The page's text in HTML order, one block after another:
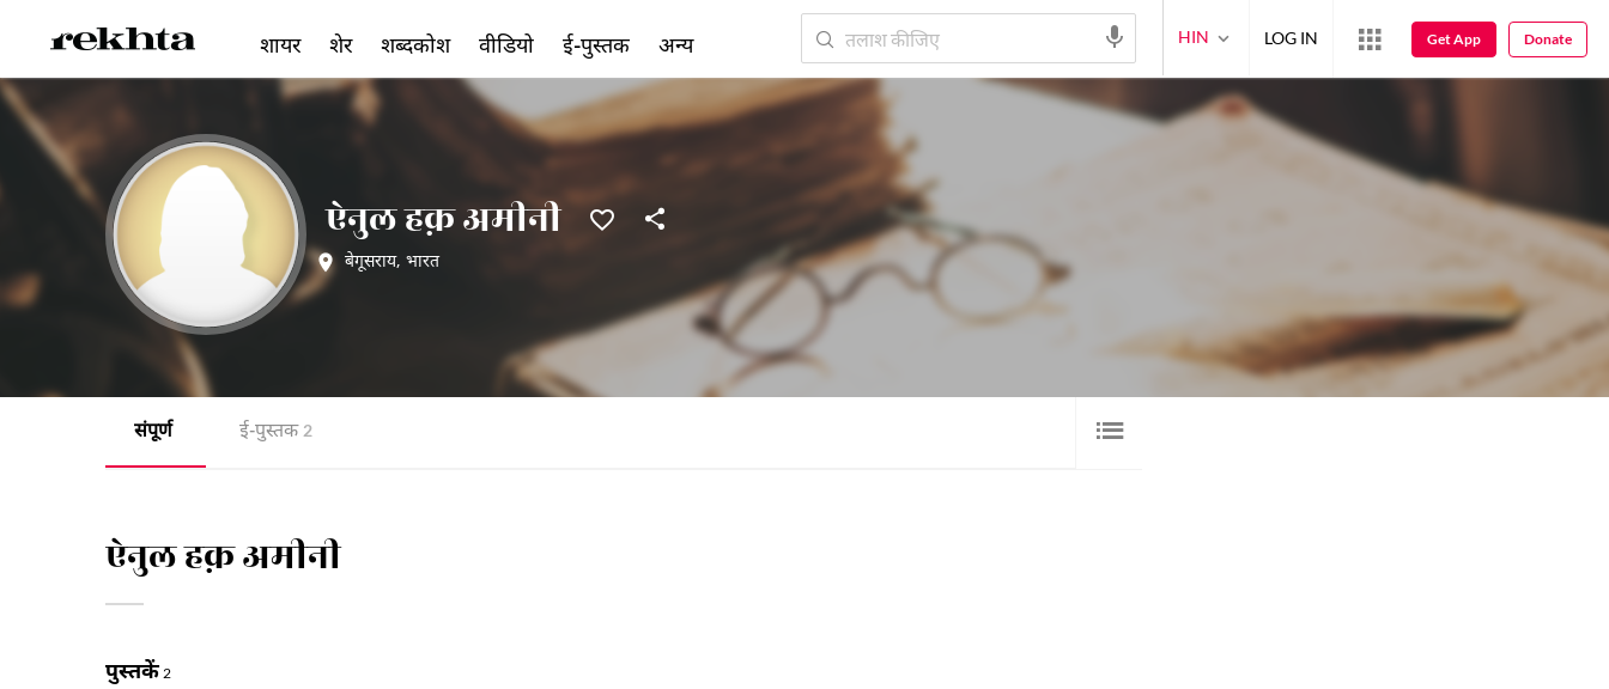
ऐनुल हक़ अमीनी
बेगूसराय, भारत
संपूर्ण ई-पुस्तक 2
ऐनुल हक़ अमीनी
पुस्तकें 2
शायर शेर शब्दकोश वीडियो ई-पुस्तक अन्य HIN LOG IN Get App Donate